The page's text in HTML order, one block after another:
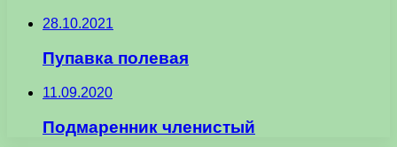
28.10.2021
Пупавка полевая
11.09.2020
Подмаренник членистый